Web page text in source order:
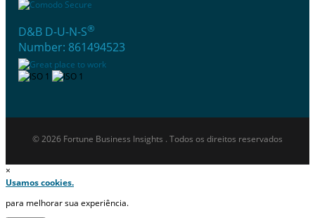
D&B D-U-N-S®
Number: 861494523
© 2026 Fortune Business Insights . Todos os direitos reservados
×
Usamos cookies.
para melhorar sua experiência.